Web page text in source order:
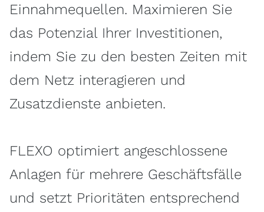
Einnahmequellen. Maximieren Sie
das Potenzial Ihrer Investitionen,
indem Sie zu den besten Zeiten mit
dem Netz interagieren und
Zusatzdienste anbieten.
FLEXO optimiert angeschlossene
Anlagen für mehrere Geschäftsfälle
und setzt Prioritäten entsprechend